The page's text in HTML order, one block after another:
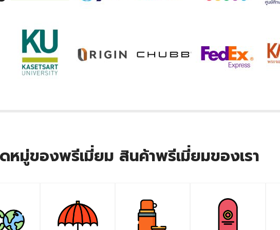
หมู่ของพรีเมี่ยม สินค้าพรีเมี่ยมของเรา